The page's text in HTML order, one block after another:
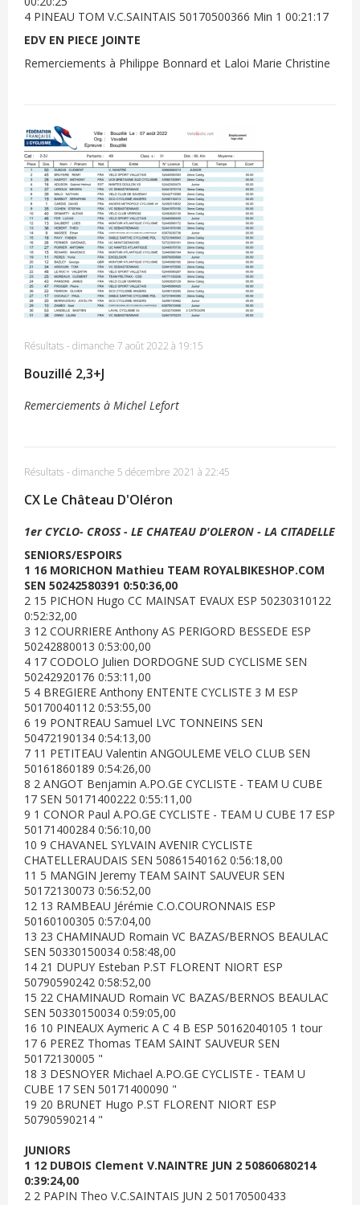
4 PINEAU TOM V.C.SAINTAIS 50170500366 Min 1 00:21:17
EDV EN PIECE JOINTE
Remerciements à Philippe Bonnard et Laloi Marie Christine
Résultats - dimanche 7 août 2022 à 19:15
Bouzillé 2,3+J
Remerciements à Michel Lefort
Résultats - dimanche 5 décembre 2021 à 22:45
CX Le Château D'Oléron
1er CYCLO- CROSS - LE CHATEAU D'OLERON - LA CITADELLE
SENIORS/ESPOIRS
1 16 MORICHON Mathieu TEAM ROYALBIKESHOP.COM
SEN 50242580391 0:50:36,00
2 15 PICHON Hugo CC MAINSAT EVAUX ESP 50230310122
0:52:32,00
3 12 COURRIERE Anthony AS PERIGORD BESSEDE ESP
50242880013 0:53:00,00
4 17 CODOLO Julien DORDOGNE SUD CYCLISME SEN
50242920176 0:53:11,00
5 4 BREGIERE Anthony ENTENTE CYCLISTE 3 M ESP
50170040112 0:53:55,00
6 19 PONTREAU Samuel LVC TONNEINS SEN
50472190134 0:54:13,00
7 11 PETITEAU Valentin ANGOULEME VELO CLUB SEN
50161860189 0:54:26,00
8 2 ANGOT Benjamin A.PO.GE CYCLISTE - TEAM U CUBE
17 SEN 50171400222 0:55:11,00
9 1 CONOR Paul A.PO.GE CYCLISTE - TEAM U CUBE 17 ESP
50171400284 0:56:10,00
10 9 CHAVANEL SYLVAIN AVENIR CYCLISTE
CHATELLERAUDAIS SEN 50861540162 0:56:18,00
11 5 MANGIN Jeremy TEAM SAINT SAUVEUR SEN
50172130073 0:56:52,00
12 13 RAMBEAU Jérémie C.O.COURONNAIS ESP
50160100305 0:57:04,00
13 23 CHAMINAUD Romain VC BAZAS/BERNOS BEAULAC
SEN 50330150034 0:58:48,00
14 21 DUPUY Esteban P.ST FLORENT NIORT ESP
50790590242 0:58:52,00
15 22 CHAMINAUD Romain VC BAZAS/BERNOS BEAULAC
SEN 50330150034 0:59:05,00
16 10 PINEAUX Aymeric A C 4 B ESP 50162040105 1 tour
17 6 PEREZ Thomas TEAM SAINT SAUVEUR SEN
50172130005 "
18 3 DESNOYER Michael A.PO.GE CYCLISTE - TEAM U
CUBE 17 SEN 50171400090 "
19 20 BRUNET Hugo P.ST FLORENT NIORT ESP
50790590214 "
JUNIORS
1 12 DUBOIS Clement V.NAINTRE JUN 2 50860680214
0:39:24,00
2 2 PAPIN Theo V.C.SAINTAIS JUN 2 50170500433